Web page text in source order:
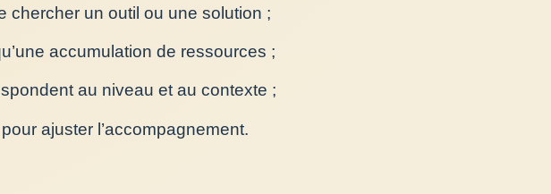
chercher un outil ou une solution ;
accumulation de ressources ;
au niveau et au contexte ;
ajuster l’accompagnement.